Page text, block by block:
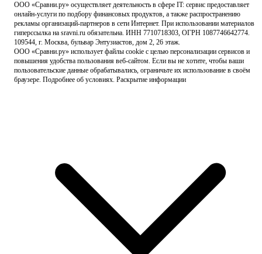
ООО «Сравни.ру» осуществляет деятельность в сфере IT: сервис предоставляет
онлайн-услуги по подбору финансовых продуктов, а также распространению
рекламы организаций-партнеров в сети Интернет. При использовании материалов
гиперссылка на sravni.ru обязательна. ИНН 7710718303, ОГРН 1087746642774.
109544, г. Москва, бульвар Энтузиастов, дом 2, 26 этаж.
ООО «Сравни.ру» использует файлы cookie с целью персонализации сервисов и
повышения удобства пользования веб-сайтом. Если вы не хотите, чтобы ваши
пользовательские данные обрабатывались, ограничьте их использование в своём
браузере. Подробнее об условиях. Раскрытие информации